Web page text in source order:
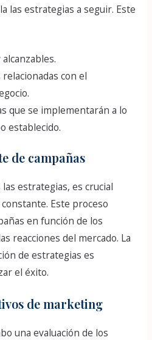
las estrategias a seguir. Este
con el
que se implementarán a lo
establecido.
de campañas
estrategias, es crucial
Este proceso
en función de los
reacciones del mercado. La
de estrategias es
el éxito.
de marketing
una evaluación de los